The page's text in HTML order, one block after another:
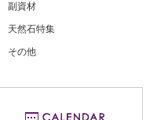
副資材
天然石特集
その他